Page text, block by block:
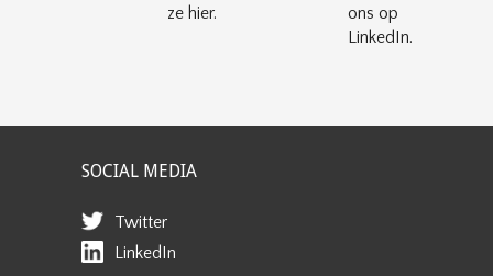
ze hier.
ons op
LinkedIn.
SOCIAL MEDIA
Twitter
LinkedIn